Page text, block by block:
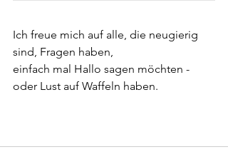
Ich freue mich auf alle, die neugierig
sind, Fragen haben,
einfach mal Hallo sagen möchten -
oder Lust auf Waffeln haben.